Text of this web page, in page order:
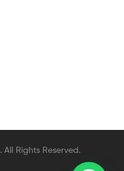
. All Rights Reserved.